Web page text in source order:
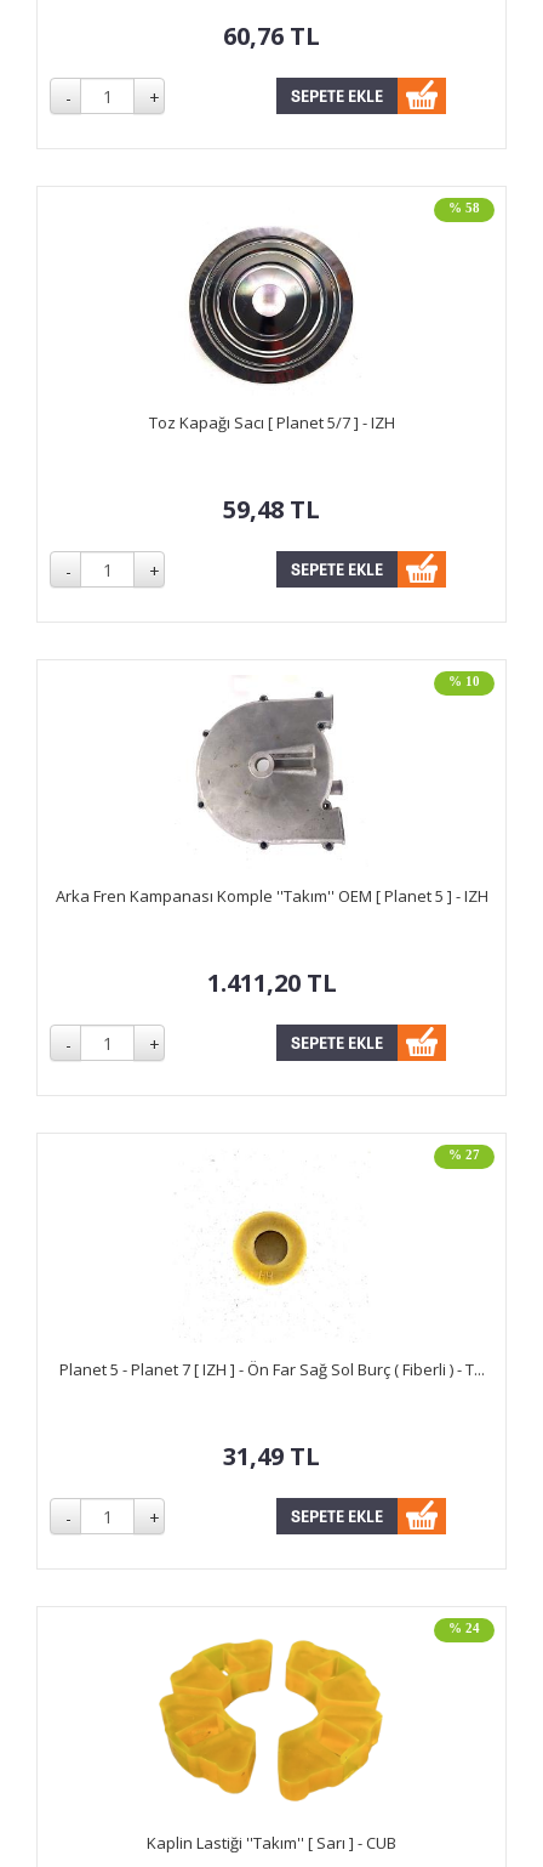
60,76 TL
% 58
Toz Kapağı Sacı [ Planet 5/7 ] - IZH
59,48 TL
% 10
Arka Fren Kampanası Komple ''Takım'' OEM [ Planet 5 ] - IZH
1.411,20 TL
% 27
Planet 5 - Planet 7 [ IZH ] - Ön Far Sağ Sol Burç ( Fiberli ) - T...
31,49 TL
% 24
Kaplin Lastiği ''Takım'' [ Sarı ] - CUB